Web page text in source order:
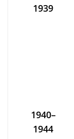
1939
1940–
1944